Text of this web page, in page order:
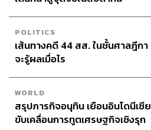
POLITICS
เส้นทางคดี 44 สส. ในชั้นศาลฎีกา
จะรู้ผลเมื่อไร
WORLD
สรุปภารกิจอนุทิน เยือนอินโดนีเซีย
ขับเคลื่อนการทูตเศรษฐกิจเชิงรุก